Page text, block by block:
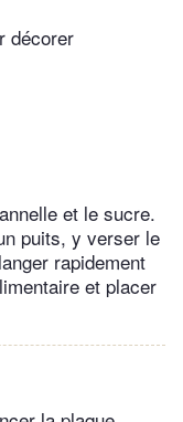
décorer
et le sucre.
puits, y verser le
rapidement
et placer